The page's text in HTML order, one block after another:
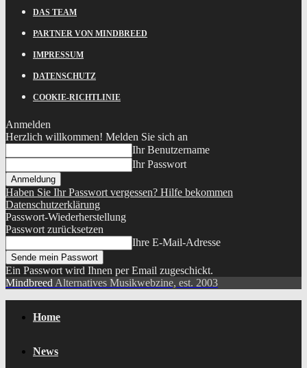
DAS TEAM
PARTNER VON MINDBREED
IMPRESSUM
DATENSCHUTZ
COOKIE-RICHTLINIE
Anmelden
Herzlich willkommen! Melden Sie sich an
Ihr Benutzername
Ihr Passwort
Haben Sie Ihr Passwort vergessen? Hilfe bekommen
Datenschutzerklärung
Passwort-Wiederherstellung
Passwort zurücksetzen
Ihre E-Mail-Adresse
Ein Passwort wird Ihnen per Email zugeschickt.
Mindbreed Alternatives Musikwebzine, est. 2003
Home
News